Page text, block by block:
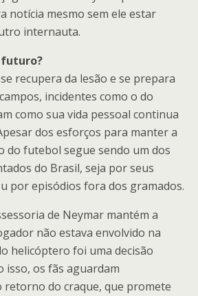
notícia mesmo sem ele estar
internauta.
futuro?
recupera da lesão e se prepara
incidentes como o do
como sua vida pessoal continua
dos esforços para manter a
do futebol segue sendo um dos
do Brasil, seja por seus
por episódios fora dos gramados.
de Neymar mantém a
não estava envolvido na
helicóptero foi uma decisão
isso, os fãs aguardam
retorno do craque, que promete